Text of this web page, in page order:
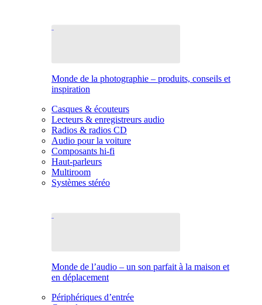
Monde de la photographie – produits, conseils et
inspiration
Casques & écouteurs
Lecteurs & enregistreurs audio
Radios & radios CD
Audio pour la voiture
Composants hi-fi
Haut-parleurs
Multiroom
Systèmes stéréo
Monde de l’audio – un son parfait à la maison et
en déplacement
Périphériques d’entrée